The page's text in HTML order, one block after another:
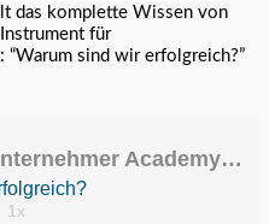
das komplette Wissen von
für
sind wir erfolgreich?”